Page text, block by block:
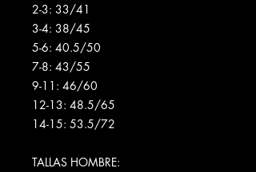
2-3: 33/41
3-4: 38/45
5-6: 40.5/50
7-8: 43/55
9-11: 46/60
12-13: 48.5/65
14-15: 53.5/72
TALLAS HOMBRE: